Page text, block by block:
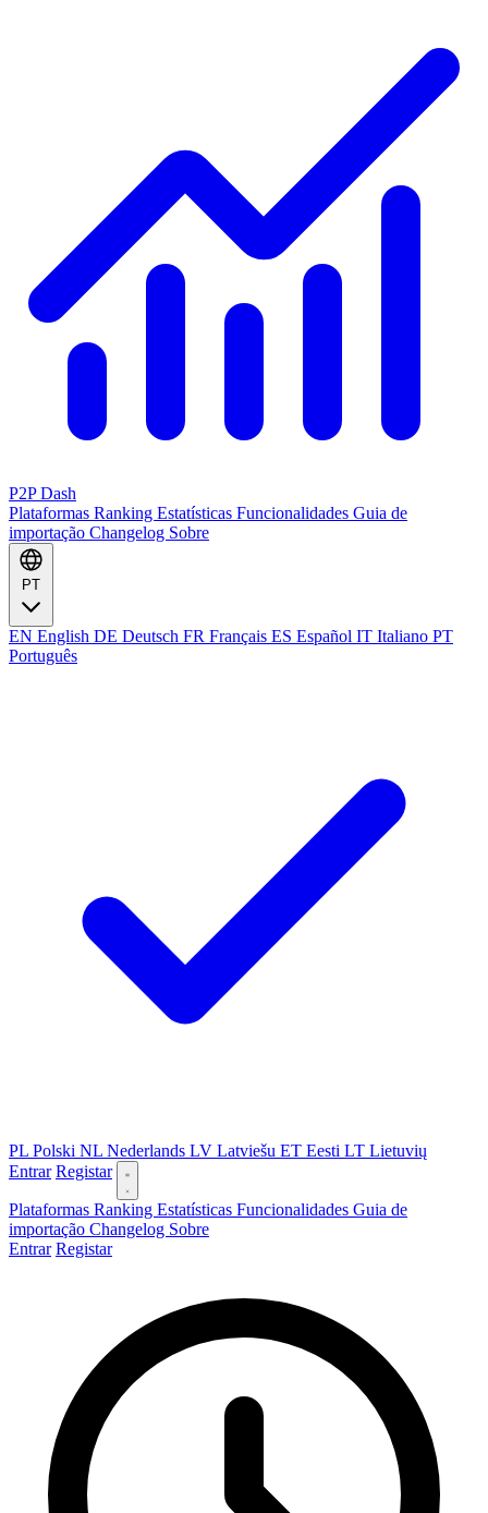
P2P Dash
Plataformas Ranking Estatísticas Funcionalidades Guia de
importação Changelog Sobre
PT
EN English DE Deutsch FR Français ES Español IT Italiano PT
Português
PL Polski NL Nederlands LV Latviešu ET Eesti LT Lietuvių
Entrar Registar
Plataformas Ranking Estatísticas Funcionalidades Guia de
importação Changelog Sobre
Entrar Registar